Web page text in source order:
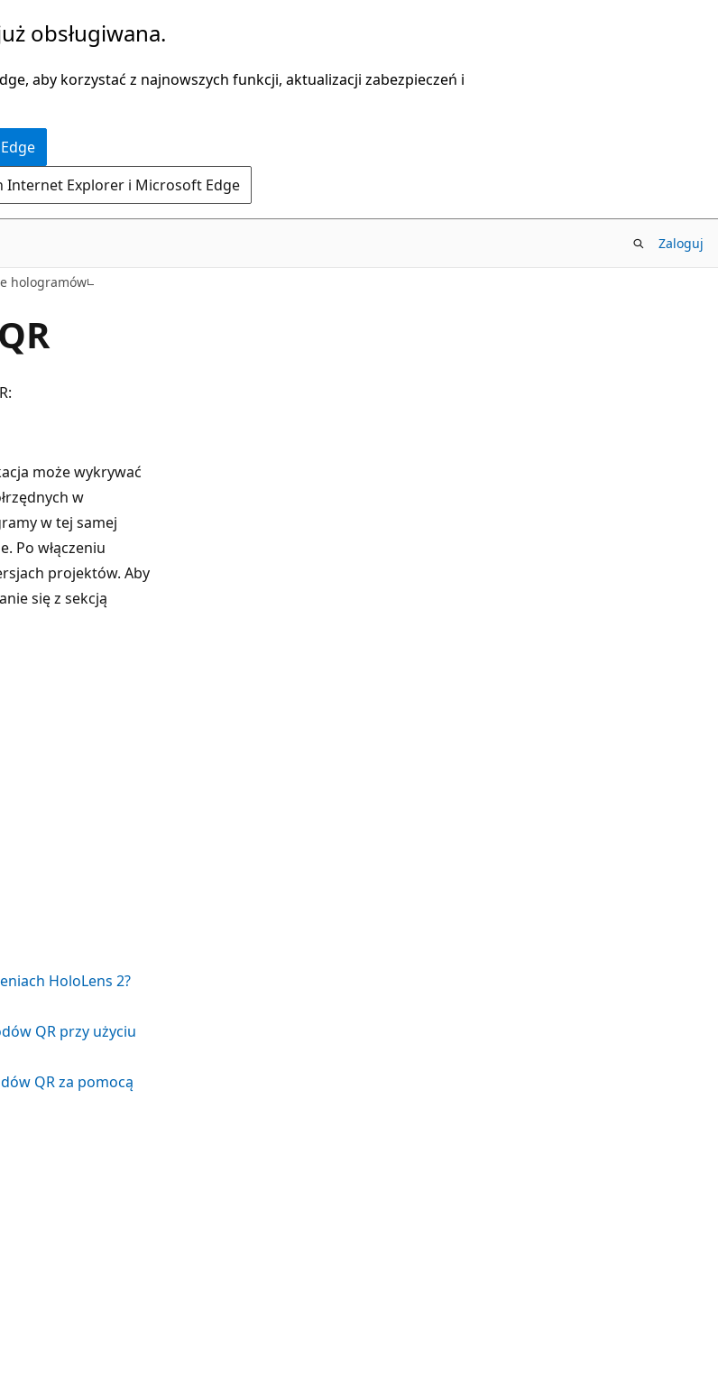
obsługiwana.
aby korzystać z najnowszych funkcji, aktualizacji zabezpieczeń i
Explorer i Microsoft Edge
Zaloguj
hologramów
może wykrywać
w
w tej samej
Po włączeniu
projektów. Aby
się z sekcją
HoloLens 2?
QR przy użyciu
QR za pomocą